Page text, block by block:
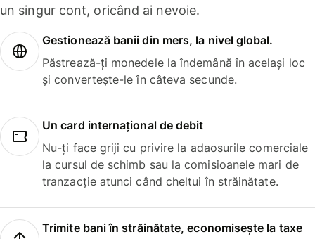
un singur cont, oricând ai nevoie.
Gestionează banii din mers, la nivel global.
Păstrează-ți monedele la îndemână în același loc
și convertește-le în câteva secunde.
Un card internațional de debit
Nu-ți face griji cu privire la adaosurile comerciale
la cursul de schimb sau la comisioanele mari de
tranzacție atunci când cheltui în străinătate.
Trimite bani în străinătate, economisește la taxe